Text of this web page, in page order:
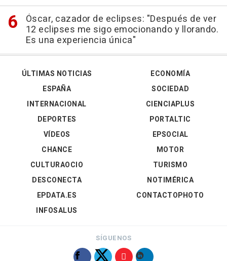
Óscar, cazador de eclipses: "Después de ver
12 eclipses me sigo emocionando y llorando.
Es una experiencia única"
ÚLTIMAS NOTICIAS
ESPAÑA
INTERNACIONAL
DEPORTES
VÍDEOS
ECONOMÍA
SOCIEDAD
CIENCIAPLUS
PORTALTIC
EPSOCIAL
CHANCE
CULTURAOCIO
DESCONECTA
EPDATA.ES
INFOSALUS
MOTOR
TURISMO
NOTIMÉRICA
CONTACTOPHOTO
SÍGUENOS